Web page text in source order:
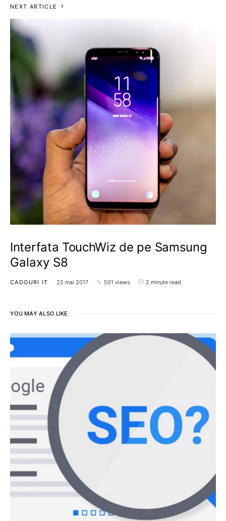
NEXT ARTICLE
Interfata TouchWiz de pe Samsung
Galaxy S8
CADOURI IT 22 mai 2017 501 views 2 minute read
YOU MAY ALSO LIKE